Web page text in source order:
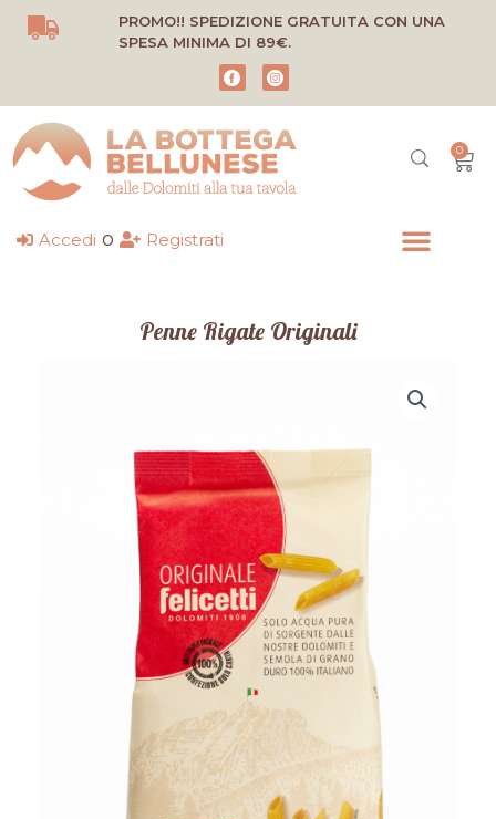
Vai
PROMO!! SPEDIZIONE GRATUITA CON UNA
SPESA MINIMA DI 89€.
0
Accedi o Registrati
Penne Rigate Originali